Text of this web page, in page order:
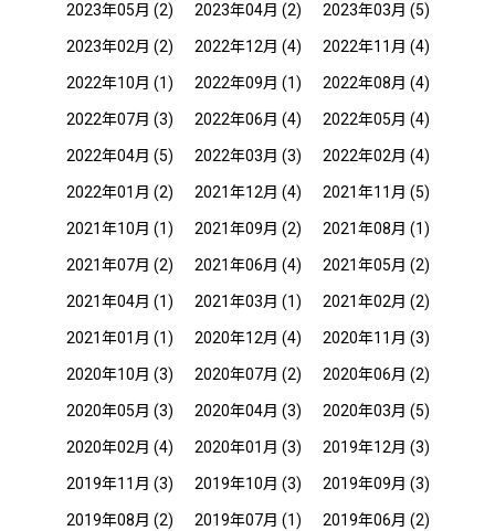
2023年05月 (2) 2023年04月 (2) 2023年03月 (5)
2023年02月 (2) 2022年12月 (4) 2022年11月 (4)
2022年10月 (1) 2022年09月 (1) 2022年08月 (4)
2022年07月 (3) 2022年06月 (4) 2022年05月 (4)
2022年04月 (5) 2022年03月 (3) 2022年02月 (4)
2022年01月 (2) 2021年12月 (4) 2021年11月 (5)
2021年10月 (1) 2021年09月 (2) 2021年08月 (1)
2021年07月 (2) 2021年06月 (4) 2021年05月 (2)
2021年04月 (1) 2021年03月 (1) 2021年02月 (2)
2021年01月 (1) 2020年12月 (4) 2020年11月 (3)
2020年10月 (3) 2020年07月 (2) 2020年06月 (2)
2020年05月 (3) 2020年04月 (3) 2020年03月 (5)
2020年02月 (4) 2020年01月 (3) 2019年12月 (3)
2019年11月 (3) 2019年10月 (3) 2019年09月 (3)
2019年08月 (2) 2019年07月 (1) 2019年06月 (2)